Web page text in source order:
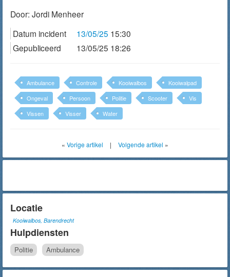
Door: Jordi Menheer
Datum incident
13/05/25 15:30
Gepubliceerd
13/05/25 18:26
Ambulance Controle Kooiwalbos
Kooiwalpad
Ongeval
Persoon Politie Scooter
Vis
Vissen
Visser Water
« Vorige artikel | Volgende artikel »
Locatie
Kooiwalbos, Barendrecht
Hulpdiensten
Politie Ambulance